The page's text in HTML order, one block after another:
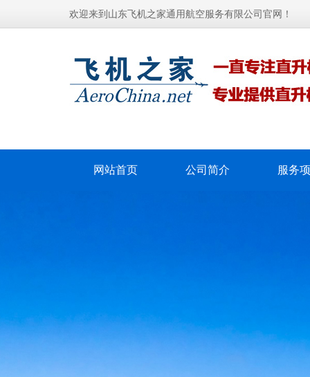
欢迎来到山东飞机之家通用航空服务有限公司官网！
网站首页 公司简介 服务